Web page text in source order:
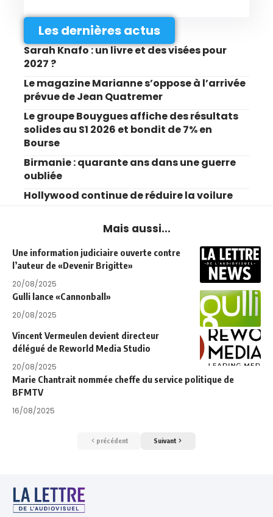
Les dernières actus
Sarah Knafo : un livre et des visées pour
2027 ?
Le magazine Marianne s’oppose à l’arrivée
prévue de Jean Quatremer
Le groupe Bouygues affiche des résultats
solides au S1 2026 et bondit de 7% en
Bourse
Birmanie : quarante ans dans une guerre
oubliée
Hollywood continue de réduire la voilure
Mais aussi...
Une information judiciaire ouverte contre
l’auteur de «Devenir Brigitte»
20/08/2025
Gulli lance «Cannonball»
20/08/2025
Vincent Vermeulen devient directeur
délégué de Reworld Media Studio
20/08/2025
Marie Chantrait nommée cheffe du service politique de
BFMTV
16/08/2025
précédent Suivant